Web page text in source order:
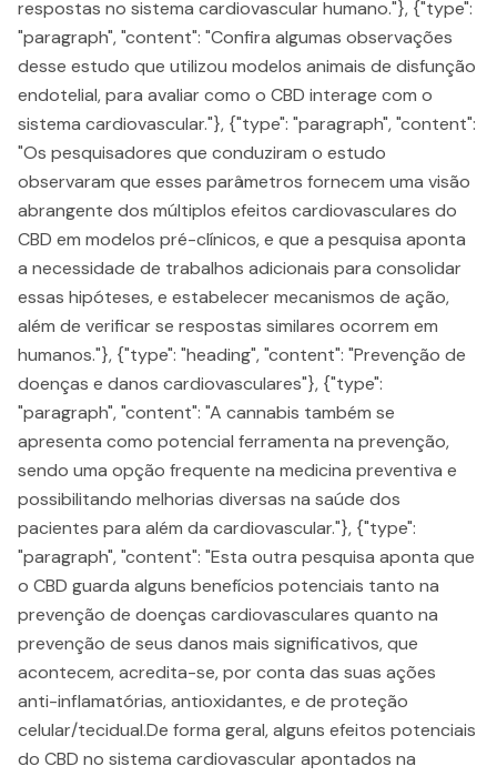
respostas no sistema cardiovascular humano."}, {"type":
"paragraph", "content": "Confira algumas observações
desse estudo que utilizou modelos animais de disfunção
endotelial, para avaliar como o CBD interage com o
sistema cardiovascular."}, {"type": "paragraph", "content":
"Os pesquisadores que conduziram o estudo
observaram que esses parâmetros fornecem uma visão
abrangente dos múltiplos efeitos cardiovasculares do
CBD em modelos pré-clínicos, e que a pesquisa aponta
a necessidade de trabalhos adicionais para consolidar
essas hipóteses, e estabelecer mecanismos de ação,
além de verificar se respostas similares ocorrem em
humanos."}, {"type": "heading", "content": "Prevenção de
doenças e danos cardiovasculares"}, {"type":
"paragraph", "content": "A cannabis também se
apresenta como potencial ferramenta na prevenção,
sendo uma opção frequente na medicina preventiva e
possibilitando melhorias diversas na saúde dos
pacientes para além da cardiovascular."}, {"type":
"paragraph", "content": "Esta outra pesquisa aponta que
o CBD guarda alguns benefícios potenciais tanto na
prevenção de doenças cardiovasculares quanto na
prevenção de seus danos mais significativos, que
acontecem, acredita-se, por conta das suas ações
anti-inflamatórias, antioxidantes, e de proteção
celular/tecidual.De forma geral, alguns efeitos potenciais
do CBD no sistema cardiovascular apontados na